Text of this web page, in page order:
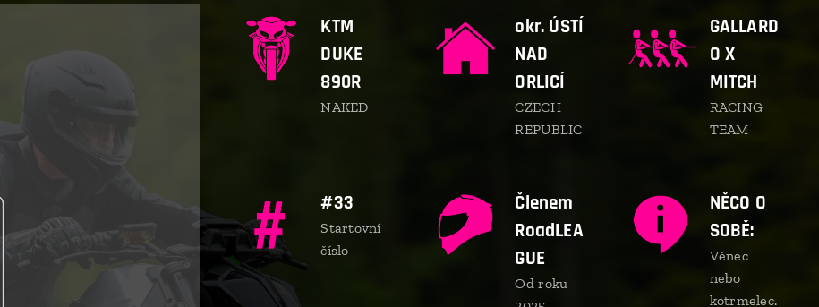
KTM
DUKE
890R
NAKED
okr. ÚSTÍ
NAD
ORLICÍ
CZECH
REPUBLIC
GALLARD
O X
MITCH
RACING
TEAM
#33
Startovní
číslo
Členem
RoadLEA
GUE
Od roku
NĚCO O
SOBĚ:
Věnec
nebo
kotrmelec.